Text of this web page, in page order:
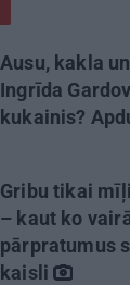
Ausu, kakla
Ingrīda
kukainis?
Gribu tikai
– kaut ko
pārpratumus
kaisli